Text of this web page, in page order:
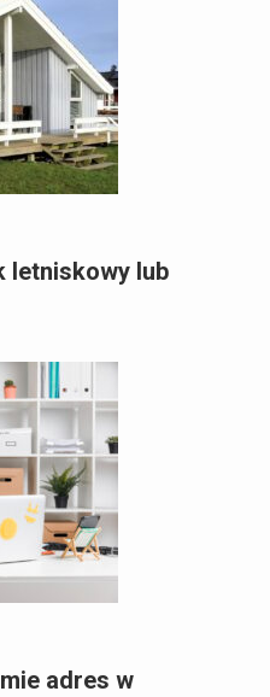
letniskowy lub
adres w